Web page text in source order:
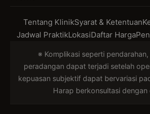
Tentang KlinikSyarat & Ketentuan
Jadwal PraktikLokasiDaftar Harga
※ Komplikasi seperti
peradangan dapat terjadi setelah
kepuasan subjektif dapat bervariasi
Harap berkonsultasi dengan